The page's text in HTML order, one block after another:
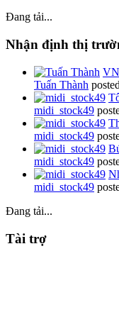
Đang tải...
Nhận định thị
Tuấn Thành posted
midi_stock49
midi_stock49
midi_stock49
midi_stock49
Đang tải...
Tài trợ